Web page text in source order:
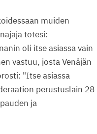
muiden
totesi:
oli itse asiassa vain
vastuu, josta Venäjän
"Itse asiassa
perustuslain 28
ja